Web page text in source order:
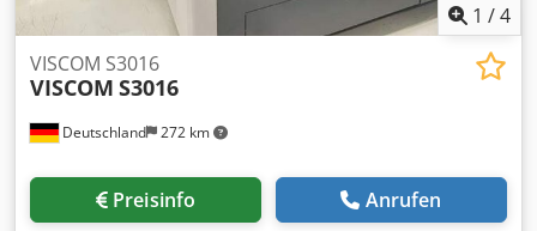
1 /4
Deutschland 272 km
VISCOM S3016
VISCOM S3016
Preisinfo Anrufen